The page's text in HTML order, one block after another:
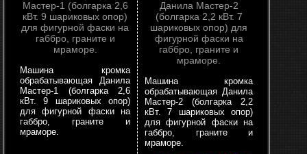
Машина кромка
обрабатывающая Данила
Мастер-1 (болгарка 2,6
кВт. 9 шариковых опор)
для фигурной фаски на
габбро, граните и
мраморе.
Машина кромка
обрабатывающая Данила
Мастер-2 (болгарка 2,2
кВт. 7 шариковых опор)
для фигурной фаски на
габбро, граните и
мраморе.